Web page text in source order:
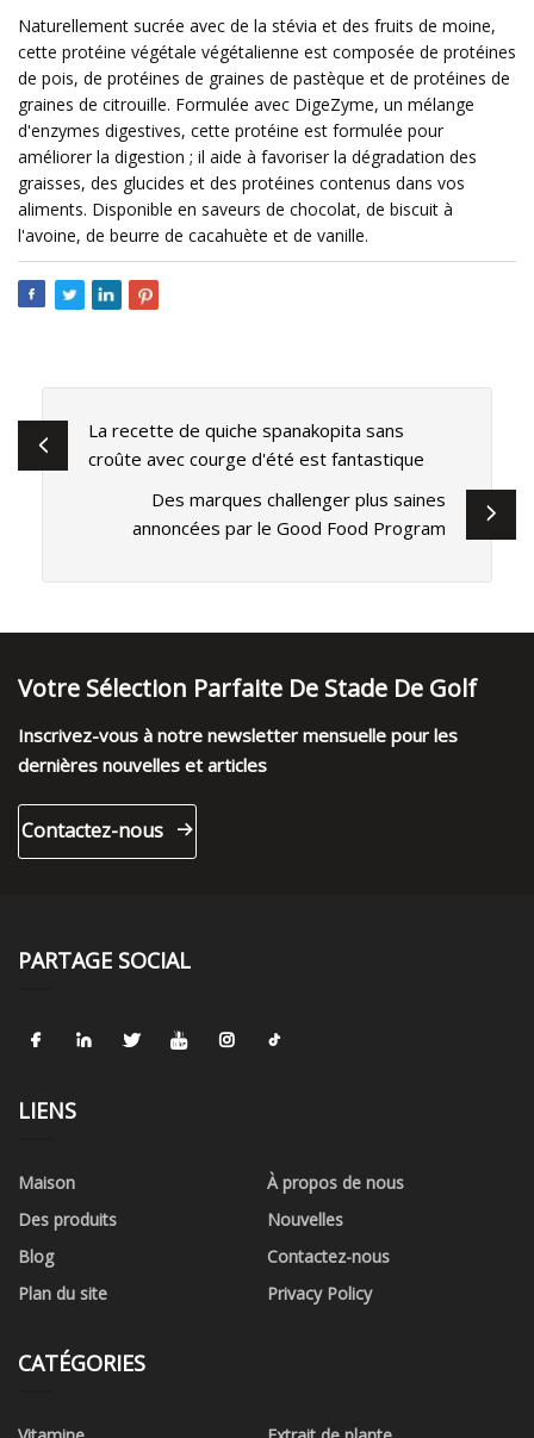
Naturellement sucrée avec de la stévia et des fruits de moine,
cette protéine végétale végétalienne est composée de protéines
de pois, de protéines de graines de pastèque et de protéines de
graines de citrouille. Formulée avec DigeZyme, un mélange
d'enzymes digestives, cette protéine est formulée pour
améliorer la digestion ; il aide à favoriser la dégradation des
graisses, des glucides et des protéines contenus dans vos
aliments. Disponible en saveurs de chocolat, de biscuit à
l'avoine, de beurre de cacahuète et de vanille.
La recette de quiche spanakopita sans
croûte avec courge d'été est fantastique
Des marques challenger plus saines
annoncées par le Good Food Program
Votre Sélection Parfaite De Stade De Golf
Inscrivez-vous à notre newsletter mensuelle pour les
dernières nouvelles et articles
Contactez-nous
PARTAGE SOCIAL
LIENS
Maison
À propos de nous
Des produits
Nouvelles
Blog
Contactez-nous
Plan du site
Privacy Policy
CATÉGORIES